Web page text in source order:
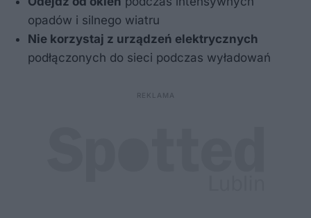
opadów i silnego wiatru
Nie korzystaj z urządzeń elektrycznych
podłączonych do sieci podczas wyładowań